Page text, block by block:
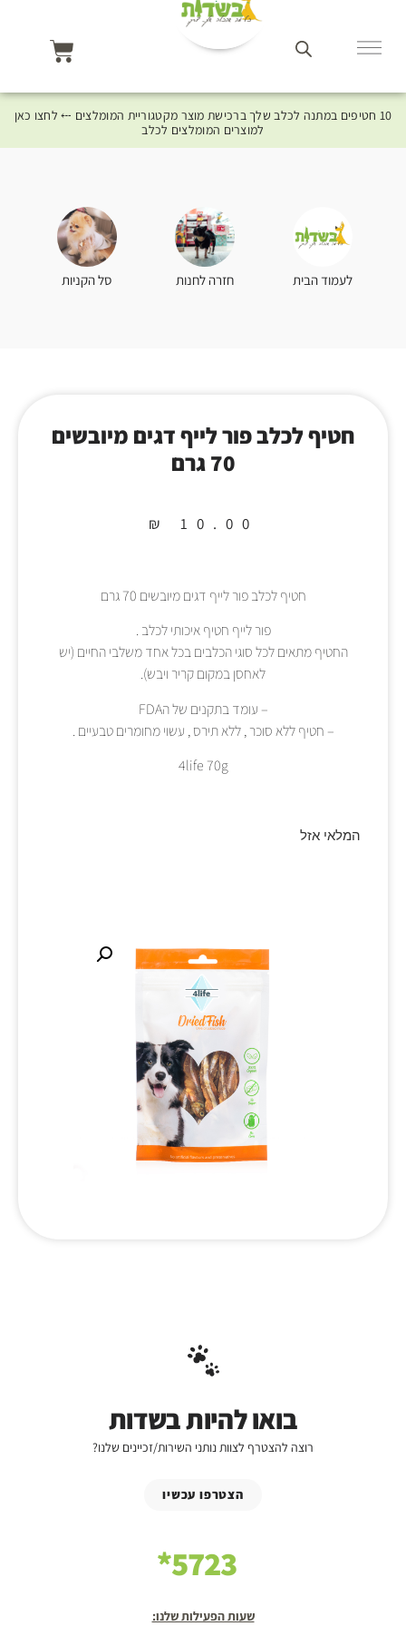
10 חטיפים במתנה לכלב שלך ברכישת מוצר מקטגוריית המומלצים ⤎ לחצו כאן
למוצרים המומלצים לכלב
לעמוד הבית חזרה לחנות סל הקניות
חטיף לכלב פור לייף דגים מיובשים
70 גרם
₪ 10.00
חטיף לכלב פור לייף דגים מיובשים 70 גרם
פור לייף חטיף איכותי לכלב .
החטיף מתאים לכל סוגי הכלבים בכל אחד משלבי החיים (יש
לאחסן במקום קריר ויבש).
– עומד בתקנים של הFDA
– חטיף ללא סוכר , ללא תירס , עשוי מחומרים טבעיים .
4life 70g
המלאי אזל
בואו להיות בשדות
רוצה להצטרף לצוות נותני השירות/זכיינים שלנו?
הצטרפו עכשיו
5723*
שעות הפעילות שלנו: